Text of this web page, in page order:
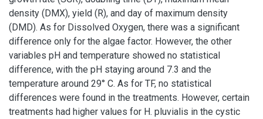
density (DMX), yield (R), and day of maximum density
(DMD). As for Dissolved Oxygen, there was a significant
difference only for the algae factor. However, the other
variables pH and temperature showed no statistical
difference, with the pH staying around 7.3 and the
temperature around 29° C. As for TF, no statistical
differences were found in the treatments. However, certain
treatments had higher values for H. pluvialis in the cystic